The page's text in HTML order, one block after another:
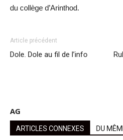
du collège d’Arinthod.
Article précédent
Dole. Dole au fil de l’info
AG
ARTICLES CONNEXES DU